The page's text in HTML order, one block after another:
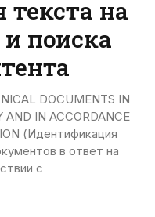
текста на
поиска
DOCUMENTS IN
AND IN ACCORDANCE
(Идентификация
в ответ на
с